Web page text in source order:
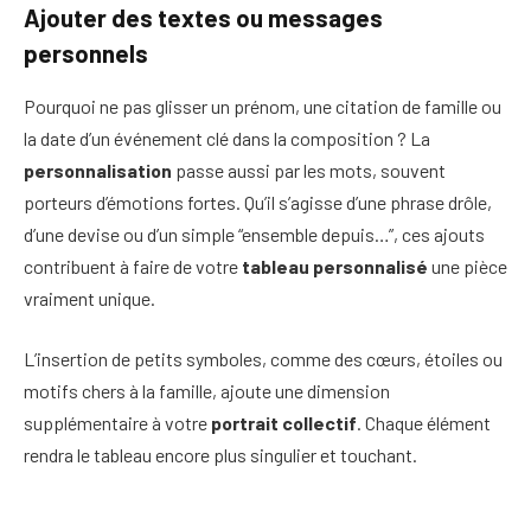
Ajouter des textes ou messages
personnels
Pourquoi ne pas glisser un prénom, une citation de famille ou
la date d’un événement clé dans la composition ? La
personnalisation passe aussi par les mots, souvent
porteurs d’émotions fortes. Qu’il s’agisse d’une phrase drôle,
d’une devise ou d’un simple “ensemble depuis…”, ces ajouts
contribuent à faire de votre tableau personnalisé une pièce
vraiment unique.
L’insertion de petits symboles, comme des cœurs, étoiles ou
motifs chers à la famille, ajoute une dimension
supplémentaire à votre portrait collectif. Chaque élément
rendra le tableau encore plus singulier et touchant.